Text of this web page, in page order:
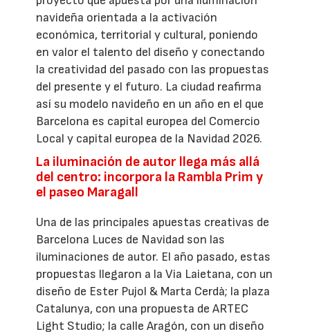
navideña orientada a la activación
económica, territorial y cultural, poniendo
en valor el talento del diseño y conectando
la creatividad del pasado con las propuestas
del presente y el futuro. La ciudad reafirma
así su modelo navideño en un año en el que
Barcelona es capital europea del Comercio
Local y capital europea de la Navidad 2026.
La iluminación de autor llega más allá
del centro: incorpora la Rambla Prim y
el paseo Maragall
Una de las principales apuestas creativas de
Barcelona Luces de Navidad son las
iluminaciones de autor. El año pasado, estas
propuestas llegaron a la Via Laietana, con un
diseño de Ester Pujol & Marta Cerdà; la plaza
Catalunya, con una propuesta de ARTEC
Light Studio; la calle Aragón, con un diseño